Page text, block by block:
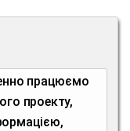
проекту,